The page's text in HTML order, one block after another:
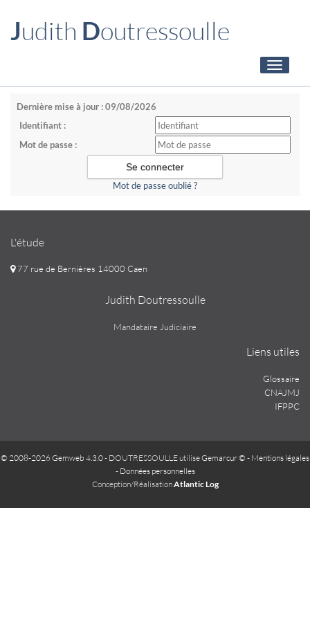
Judith Doutressoulle
Toggle
Dernière mise à jour : 09/08/2026
Identifiant :
Mot de passe :
Mot de passe oublié ?
L'étude
77 rue de Bernières 14000 Caen
Judith Doutressoulle
Mandataire Judiciaire
Liens utiles
Glossaire
CNAJMJ
IFPPC
© 2008-2026 Gemweb 4.3.0- DOUTRESSOULLE utiliseGemarcur © - Mentions légales
- Données personnelles
Conception/RéalisationAtlantic Log